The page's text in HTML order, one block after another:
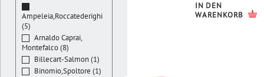
IN DEN
WARENKORB
Ampeleia,Roccatederighi
(5)
Arnaldo Caprai,
Montefalco (8)
Billecart-Salmon (1)
Binomio,Spoltore (1)